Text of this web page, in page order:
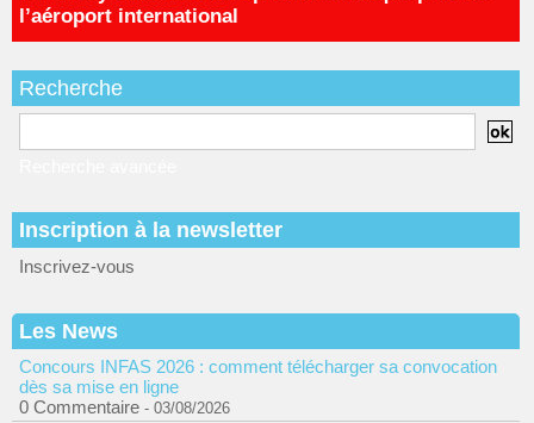
l’aéroport international
Recherche
Inscription à la newsletter
Inscrivez-vous
Les News
Concours INFAS 2026 : comment télécharger sa convocation
dès sa mise en ligne
0 Commentaire - 03/08/2026